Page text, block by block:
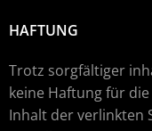
HAFTUNG
Trotz sorgfältiger
keine Haftung für
Inhalt der verlinkten